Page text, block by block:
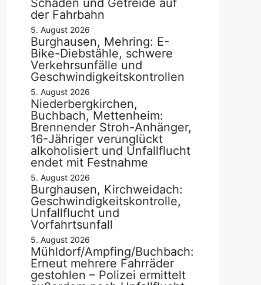
Schaden und Getreide auf
der Fahrbahn
5. August 2026
Burghausen, Mehring: E-
Bike-Diebstähle, schwere
Verkehrsunfälle und
Geschwindigkeitskontrollen
5. August 2026
Niederbergkirchen,
Buchbach, Mettenheim:
Brennender Stroh-Anhänger,
16-Jähriger verunglückt
alkoholisiert und Unfallflucht
endet mit Festnahme
5. August 2026
Burghausen, Kirchweidach:
Geschwindigkeitskontrolle,
Unfallflucht und
Vorfahrtsunfall
5. August 2026
Mühldorf/Ampfing/Buchbach:
Erneut mehrere Fahrräder
gestohlen – Polizei ermittelt